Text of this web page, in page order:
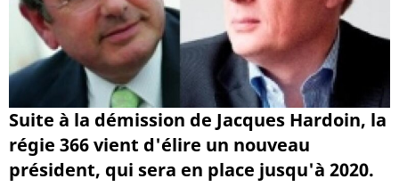
Suite à la démission de Jacques Hardoin, la
régie 366 vient d'élire un nouveau
président, qui sera en place jusqu'à 2020.